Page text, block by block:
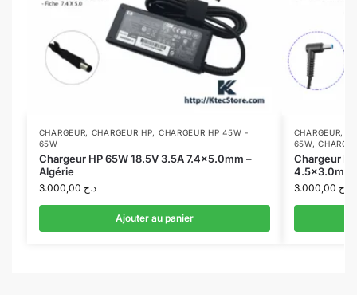
CHARGEUR, CHARGEUR HP, CHARGEUR HP 45W -
65W
Chargeur HP 65W 18.5V 3.5A 7.4×5.0mm –
Algérie
د.ج
Ajouter au panier
CHARGEUR,
65W,
Chargeur
4.5×3.0mm
د.ج